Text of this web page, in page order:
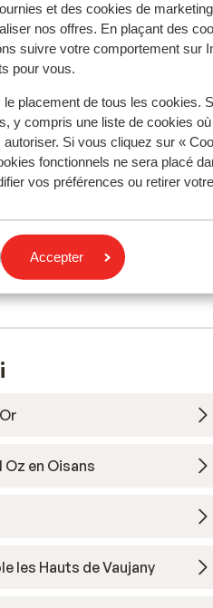
et des cookies de
nos offres. En plaçant des
suivre votre comportement sur
pour vous.
placement de tous les cookies.
y compris une liste de cookies
Si vous cliquez sur «
fonctionnels ne sera placé
vos préférences ou retirer
Accepter
ville: environ 1 kilomètres
pistes de ski environ 1
remontées mécaniques
en Oisans
les Hauts de Vaujany